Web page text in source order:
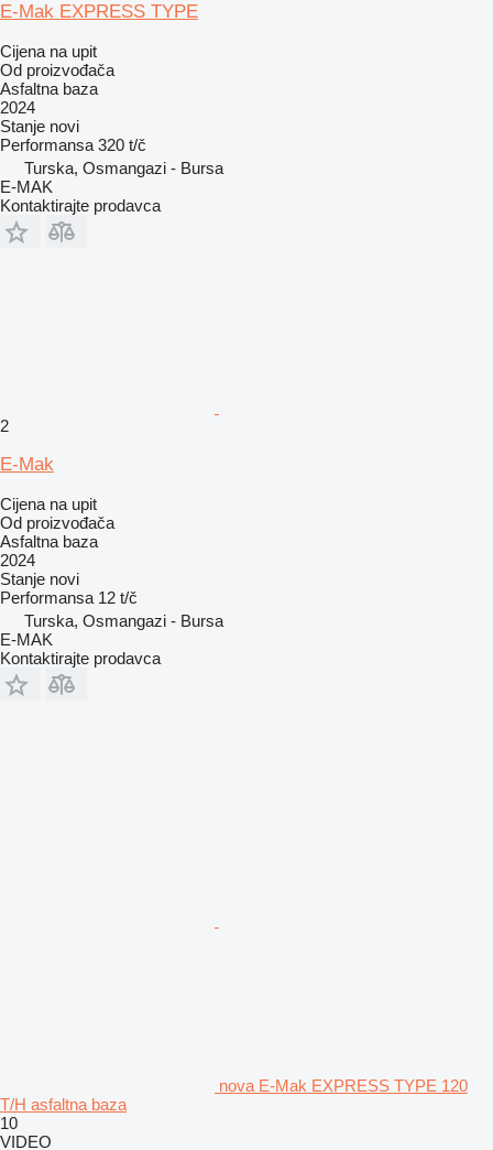
E-Mak EXPRESS TYPE
Cijena na upit
Od proizvođača
Asfaltna baza
2024
Stanje novi
Performansa 320 t/č
Turska, Osmangazi - Bursa
E-MAK
Kontaktirajte prodavca
2
E-Mak
Cijena na upit
Od proizvođača
Asfaltna baza
2024
Stanje novi
Performansa 12 t/č
Turska, Osmangazi - Bursa
E-MAK
Kontaktirajte prodavca
nova E-Mak EXPRESS TYPE 120
T/H asfaltna baza
10
VIDEO